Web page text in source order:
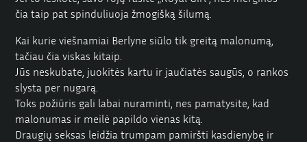
čia taip pat spinduliuoja žmogišką šilumą.
Kai kurie viešnamiai Berlyne siūlo tik greitą malonumą,
tačiau čia viskas kitaip.
Jūs neskubate, juokitės kartu ir jaučiatės saugūs, o rankos
slysta per nugarą.
Toks požiūris gali labai nuraminti, nes pamatysite, kad
malonumas ir meilė papildo vienas kitą.
Draugių seksas leidžia trumpam pamiršti kasdienybę ir